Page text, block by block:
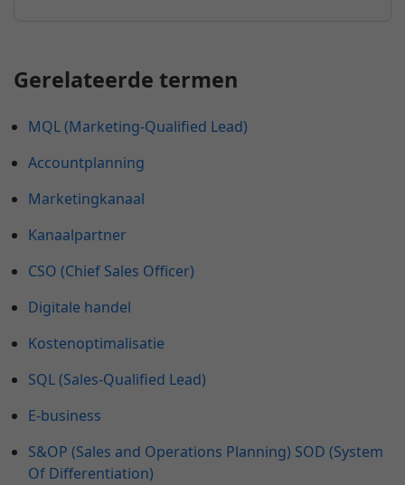
Gerelateerde termen
MQL (Marketing-Qualified Lead)
Accountplanning
Marketingkanaal
Kanaalpartner
CSO (Chief Sales Officer)
Digitale handel
Kostenoptimalisatie
SQL (Sales-Qualified Lead)
E-business
S&OP (Sales and Operations Planning) SOD (System
Of Differentiation)